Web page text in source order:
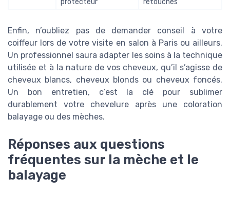
Enfin, n’oubliez pas de demander conseil à votre
coiffeur lors de votre visite en salon à Paris ou ailleurs.
Un professionnel saura adapter les soins à la technique
utilisée et à la nature de vos cheveux, qu’il s’agisse de
cheveux blancs, cheveux blonds ou cheveux foncés.
Un bon entretien, c’est la clé pour sublimer
durablement votre chevelure après une coloration
balayage ou des mèches.
Réponses aux questions
fréquentes sur la mèche et le
balayage